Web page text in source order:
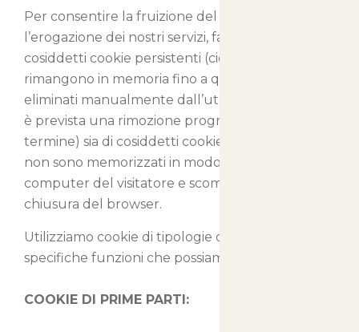
Per consentire la fruizione del nostro sito e
l’erogazione dei nostri servizi, facciamo uso sia di
cosiddetti cookie persistenti (cioè cookie che
rimangono in memoria fino a quando non sono
eliminati manualmente dall’utente o per i quali
è prevista una rimozione programmata a lungo
termine) sia di cosiddetti cookie di sessione, che
non sono memorizzati in modo persistente sul
computer del visitatore e scompaiono con la
chiusura del browser.
Utilizziamo cookie di tipologie differenti con
specifiche funzioni che possiamo così classificare:
COOKIE DI PRIME PARTI: